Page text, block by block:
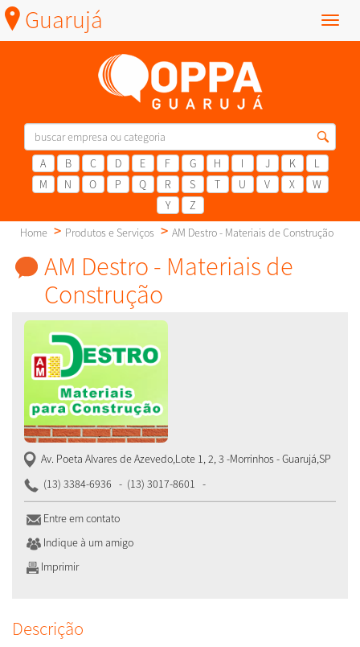
Menu
Guarujá
A B C D E F G H I J K
L
M
N O P Q R S T U V X
W
Y
Z
Home
Produtos e Serviços AM Destro - Materiais de Construção
AM Destro - Materiais de
Construção
Av. Poeta Alvares de Azevedo,Lote 1, 2, 3 -Morrinhos -Guarujá,SP
(13) 3384-6936 - (13) 3017-8601 -
Entre em contato
Indique à um amigo
Imprimir
Descrição